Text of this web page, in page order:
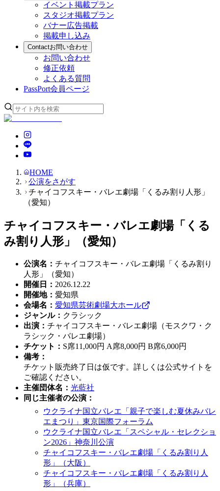
イベント掲載プラン
スタジオ掲載プラン
バナー広告掲載
掲載申し込み
Contactお問い合わせ
お問い合わせ
修正依頼
よくある質問
PassPort会員ページ
HOME
公演をさがす
チャイコフスキー・バレエ劇場「くるみ割り人形」
（愛知）
チャイコフスキー・バレエ劇場「くる
み割り人形」（愛知）
公演名 ： チャイコフスキー・バレエ劇場「くるみ割り
人形」（愛知）
開催日
： 2026.12.22
開催地： 愛知県
会場名 ： 愛知県芸術劇場大ホール
ジャンル： クラシック
出演 ： チャイコフスキー・バレエ劇場（モスクワ・ク
ラシック・バレエ劇場）
チケット ： S席11,000円 A席8,000円 B席6,000円
備考 ：
チケット販売終了日は仮です。詳しくは公式サイトを
ご確認ください。
主催団体名 ： 光藍社
同じ主催者の公演 ：
ウクライナ国立バレエ「親子で楽しむ夏休みバレ
エまつり」東京国際フォーラム
ウクライナ国立バレエ「スペシャル・セレクショ
ン2026」神奈川公演
チャイコフスキー・バレエ劇場「くるみ割り人
形」（大阪）
チャイコフスキー・バレエ劇場「くるみ割り人
形」（兵庫）